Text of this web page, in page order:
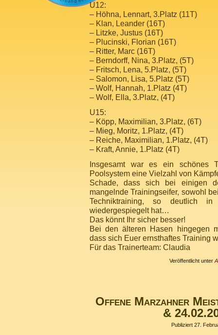
U12:
– Höhna, Lennart, 3.Platz (11T)
– Klan, Leander (16T)
– Litzke, Justus (16T)
– Plucinski, Florian (16T)
– Ritter, Marc (16T)
– Berndorff, Nina, 3.Platz, (5T)
– Fritsch, Lena, 5.Platz, (5T)
– Salomon, Lisa, 5.Platz (5T)
– Wolf, Hannah, 1.Platz (4T)
– Wolf, Ella, 3.Platz, (4T)
U15:
– Köpp, Maximilian, 3.Platz, (6T)
– Mieg, Moritz, 1.Platz, (4T)
– Reiche, Maximilian, 1.Platz, (4T)
– Kraft, Annie, 1.Platz (4T)
Insgesamt war es ein schönes
Poolsystem eine Vielzahl von
Schade, dass sich bei einigen
mangelnde Trainingseifer, sowohl
Techniktraining, so deutlich in
wiedergespiegelt hat…
Das könnt Ihr sicher besser!
Bei den älteren Hasen hingegen
dass sich Euer ernsthaftes Training
Für das Trainerteam: Claudia
Veröffentlicht unter
Offene Marzahner
&
Publiziert 27.